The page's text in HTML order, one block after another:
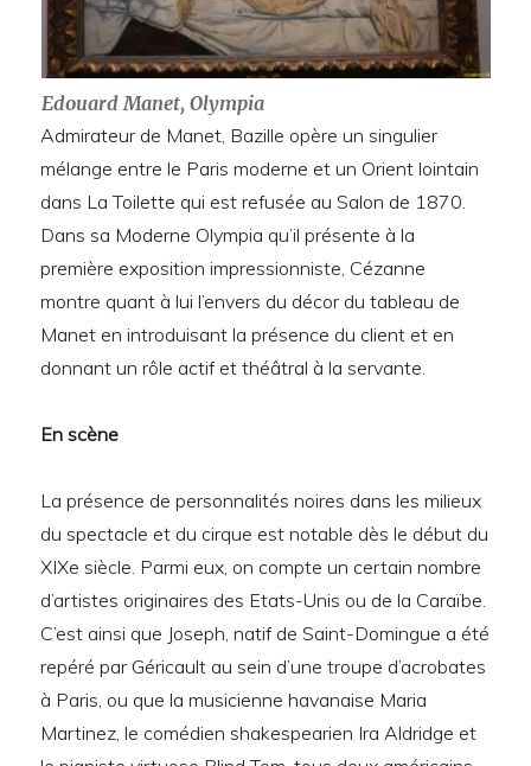
Edouard Manet, Olympia
Admirateur de Manet, Bazille opère un singulier
mélange entre le Paris moderne et un Orient lointain
dans La Toilette qui est refusée au Salon de 1870.
Dans sa Moderne Olympia qu’il présente à la
première exposition impressionniste, Cézanne
montre quant à lui l’envers du décor du tableau de
Manet en introduisant la présence du client et en
donnant un rôle actif et théâtral à la servante.
En scène
La présence de personnalités noires dans les milieux
du spectacle et du cirque est notable dès le début du
XIXe siècle. Parmi eux, on compte un certain nombre
d’artistes originaires des Etats-Unis ou de la Caraïbe.
C’est ainsi que Joseph, natif de Saint-Domingue a été
repéré par Géricault au sein d’une troupe d’acrobates
à Paris, ou que la musicienne havanaise Maria
Martinez, le comédien shakespearien Ira Aldridge et